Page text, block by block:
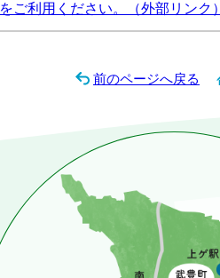
ご利用ください。（外部リンク）
前のページへ戻る